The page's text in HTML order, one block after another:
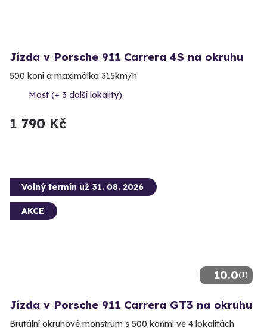
Jízda v Porsche 911 Carrera 4S na okruhu
500 koní a maximálka 315km/h
Most (+ 3 další lokality)
1 790 Kč
10.0(1)
Volný termín už 31. 08. 2026
AKCE
Jízda v Porsche 911 Carrera GT3 na okruhu
Brutální okruhové monstrum s 500 koňmi ve 4 lokalitách